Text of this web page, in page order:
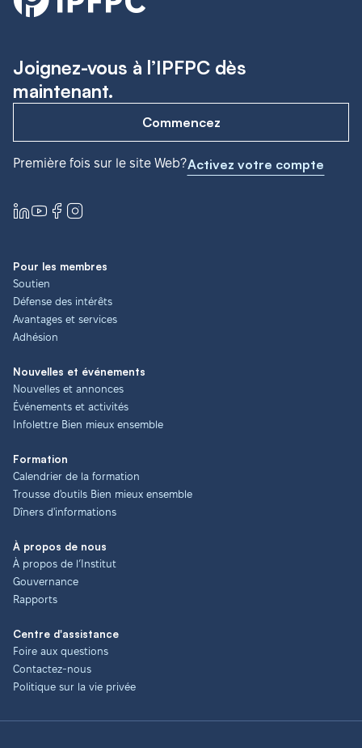
Joignez-vous à l’IPFPC dès
maintenant.
Commencez
Première fois sur le site Web?Activez votre compte
Pour les membres
Soutien
Défense des intérêts
Avantages et services
Adhésion
Nouvelles et événements
Nouvelles et annonces
Événements et activités
Infolettre Bien mieux ensemble
Formation
Calendrier de la formation
Trousse d'outils Bien mieux ensemble
Dîners d'informations
À propos de nous
À propos de l’Institut
Gouvernance
Rapports
Centre d'assistance
Foire aux questions
Contactez-nous
Politique sur la vie privée